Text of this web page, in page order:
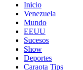
Inicio
Venezuela
Mundo
EEUU
Sucesos
Show
Deportes
Caraota Tips